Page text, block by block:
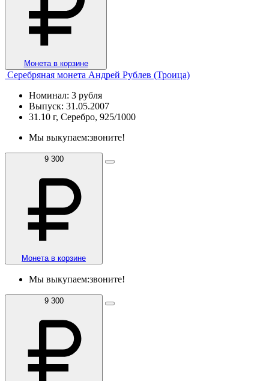
Монета в корзине
Серебряная монета Андрей Рублев (Троица)
Номинал: 3 рубля
Выпуск: 31.05.2007
31.10 г, Серебро, 925/1000
Мы выкупаем:звоните!
9 300
Монета в корзине
Мы выкупаем:звоните!
9 300